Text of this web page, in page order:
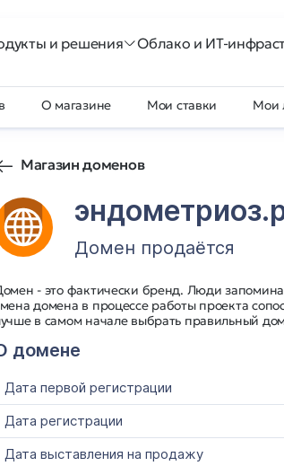
и решения Облако и ИТ-
О магазине Мои ставки Мои
Магазин доменов
Домен продаётся
- это фактически бренд. Люди
домена в процессе работы проекта
в самом начале выбрать правильный
домене
Дата первой регистрации
Дата регистрации
Дата выставления на продажу